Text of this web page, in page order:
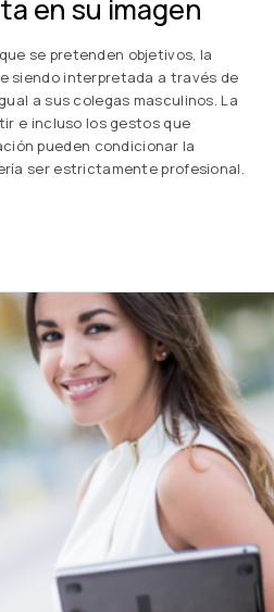
en su imagen
se pretenden objetivos, la
siendo interpretada a través de
a sus colegas masculinos. La
e incluso los gestos que
pueden condicionar la
ser estrictamente profesional.